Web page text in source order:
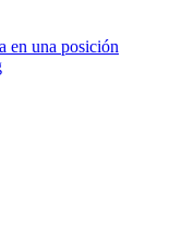
en una posición